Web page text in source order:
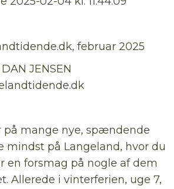
februar 2025
JENSEN
på mange nye, spændende
mindst på Langeland, hvor du
en forsmag på nogle af dem
Allerede i vinterferien, uge 7,